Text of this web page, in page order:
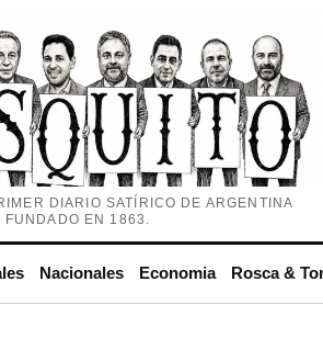
DIARIO SATÍRICO DE ARGENTINA
FUNDADO EN 1863.
Nacionales Economia Rosca &